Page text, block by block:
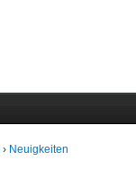
› Neuigkeiten